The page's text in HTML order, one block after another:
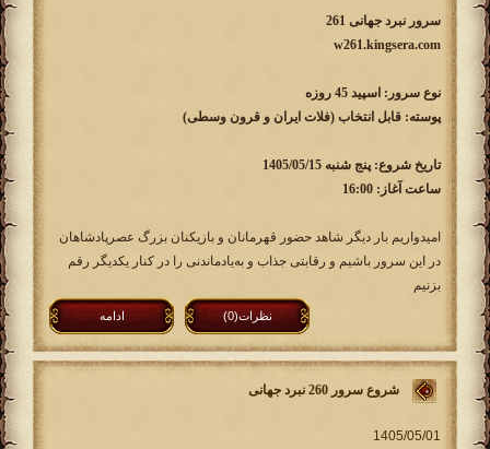
سرور نبرد جهانی 261
w261.kingsera.com
نوع سرور: اسپید 45 روزه
پوسته: قابل انتخاب (فلات ایران و قرون وسطی)
تاریخ شروع: پنج شنبه 1405/05/15
ساعت آغاز: 16:00
امیدواریم بار دیگر شاهد حضور قهرمانان و بازیکنان بزرگ عصرپادشاهان
در این سرور باشیم و رقابتی جذاب و به‌یادماندنی را در کنار یکدیگر رقم
بزنیم
ادامه نظرات(0)
شروع سرور 260 نبرد جهانی